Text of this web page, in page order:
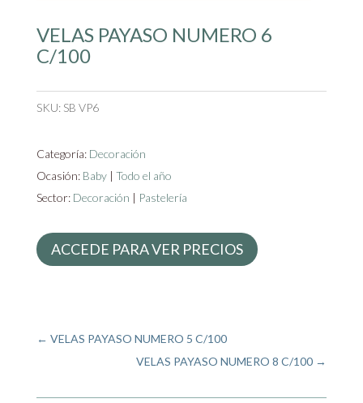
VELAS PAYASO NUMERO 6
C/100
SKU: SB VP6
Categoría: Decoración
Ocasión: Baby| Todo el año
Sector: Decoración | Pastelería
ACCEDE PARA VER PRECIOS
← VELAS PAYASO NUMERO 5 C/100
VELAS PAYASO NUMERO 8 C/100 →